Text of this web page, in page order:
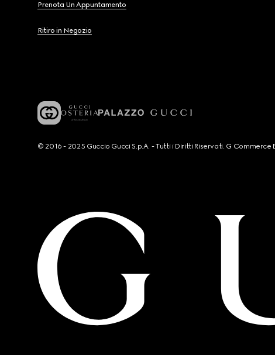
Prenota Un Appuntamento
Ritiro in Negozio
© 2016 - 2025 Guccio Gucci S.p.A. - Tutti i Diritti Riservati. G